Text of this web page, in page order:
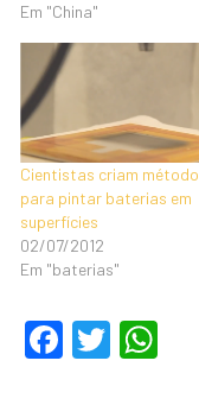
Em "China"
Cientistas criam método
para pintar baterias em
superfícies
02/07/2012
Em "baterias"
F
T